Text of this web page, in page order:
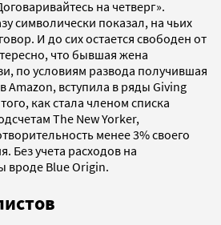
на четверг».
символически показал, на чьих
И до сих остается свободен от
что бывшая жена
по условиям развода получившая
Amazon, вступила в ряды Giving
как стала членом списка
The New Yorker,
менее 3% своего
Без учета расходов на
вроде Blue Origin.